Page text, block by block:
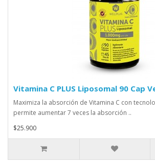
Vitamina C PLUS Liposomal 90 Cap
Maximiza la absorción de Vitamina C con
permite aumentar 7 veces la absorción ..
$25.900